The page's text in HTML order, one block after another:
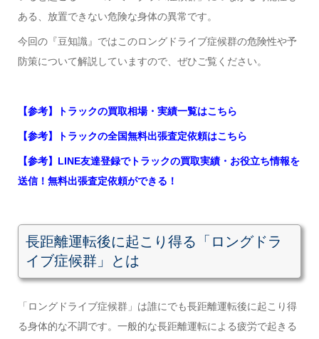
ある、 放置できない危険な身体の異常です。
今回の『豆知識』ではこのロングドライブ症候群の危険性や予
防策について解説していますので、ぜひご覧ください。
【参考】トラックの買取相場・実績一覧はこちら
【参考】トラックの全国無料出張査定依頼はこちら
【参考】LINE友達登録でトラックの買取実績・お役立ち情報を
送信！無料出張査定依頼ができる！
長距離運転後に起こり 得る 「ロングドラ
イブ症候群」とは
「ロングドライブ症候群」は誰にでも長距離運転後に起こり得
る身体的な不調です。一般的な長距離運転による疲労で起きる